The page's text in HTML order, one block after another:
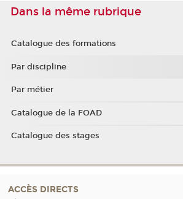
Dans la même rubrique
Catalogue des formations
Par discipline
Par métier
Catalogue de la FOAD
Catalogue des stages
ACCÈS DIRECTS